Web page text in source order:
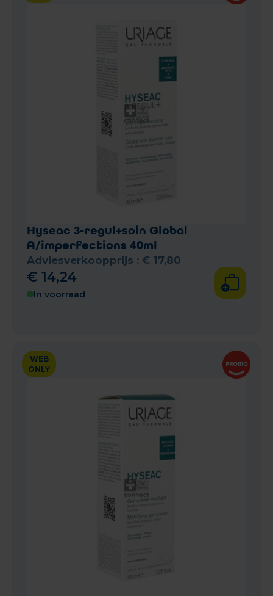
Hyseac 3-regul+soin Global
A/imperfections 40ml
Adviesverkoopprijs : € 17,80
€ 14,24
In voorraad
WEB
ONLY